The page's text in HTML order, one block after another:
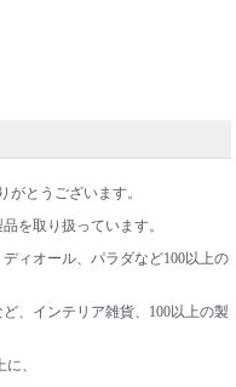
がとうございます。
を取り扱っています。
ディオール
パラダなど100以上の
、インテリア雑貨
100以上の製
、